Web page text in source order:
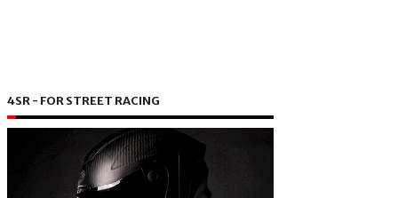
4SR - FOR STREET RACING